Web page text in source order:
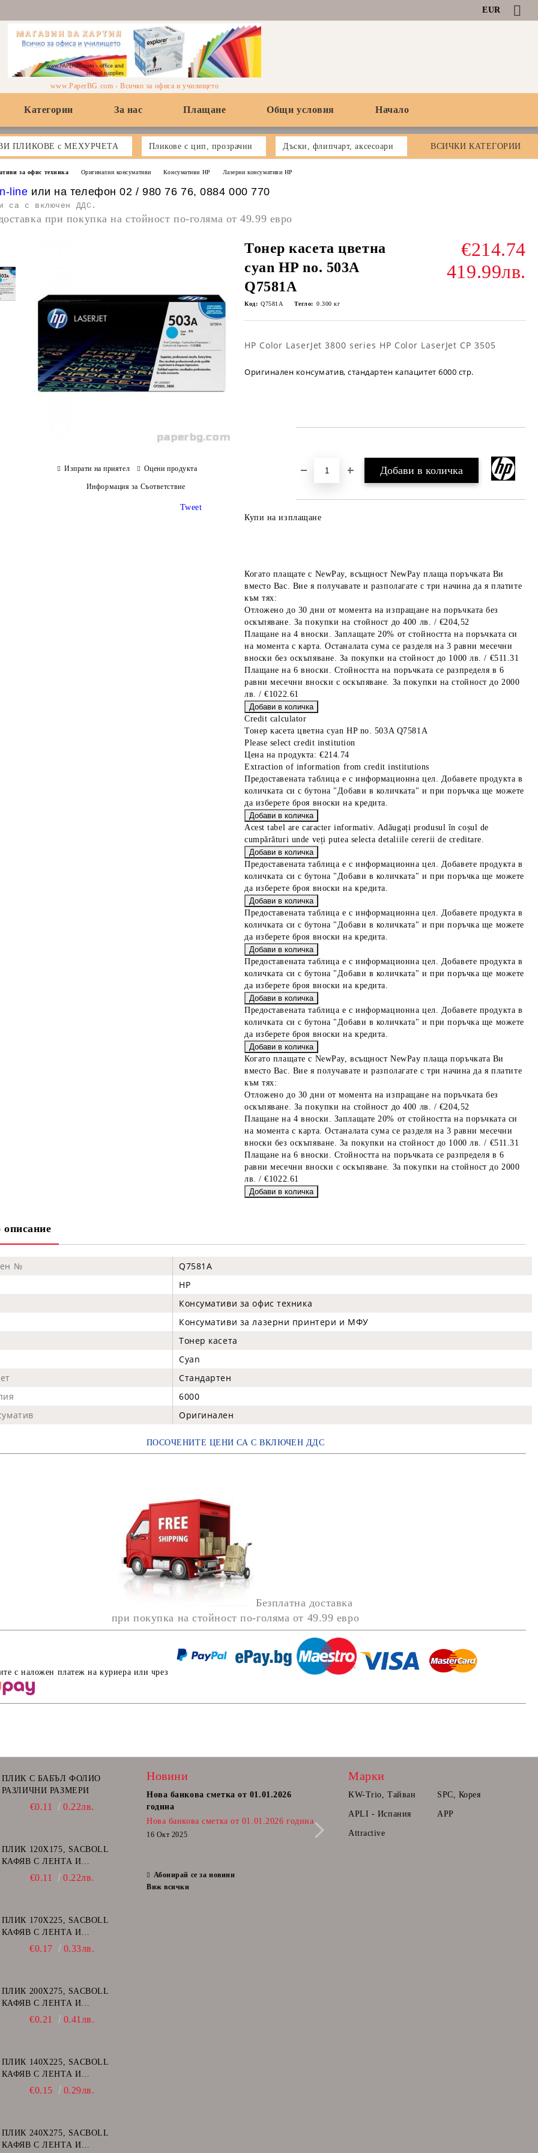
EUR
www.PaperBG.com - Всичко за офиса и училището
Категории За нас Плащане Общи условия Начало
ПЛИКОВЕ с МЕХУРЧЕТА Пликове с цип, прозрачни Дъски, флипчарт, аксесоари ВСИЧКИ КАТЕГОРИИ
за офис техника Оригинални консумативи Консумативи HP Лазерни консумативи HP
line или на телефон 02 / 980 76 76, 0884 000 770
са с включен ДДС.
при покупка на стойност по-голяма от 49.99 евро
Тонер касета цветна
cyan HP no. 503A
Q7581A
€214.74
419.99лв.
Код: Q7581A Тегло: 0.300 кг
HP Color LaserJet 3800 series HP Color LaserJet CP 3505
Оригинален консуматив, стандартен капацитет 6000 стр.
Купи на изплащане
Когато плащате с NewPay, всъщност NewPay плаща поръчката Ви
вместо Вас. Вие я получавате и разполагате с три начина да я платите
към тях:
Отложено до 30 дни от момента на изпращане на поръчката без
оскъпяване. За покупки на стойност до 400 лв. / €204,52
Плащане на 4 вноски. Заплащате 20% от стойността на поръчката си
на момента с карта. Останалата сума се разделя на 3 равни месечни
вноски без оскъпяване. За покупки на стойност до 1000 лв. / €511.31
Плащане на 6 вноски. Стойността на поръчката се разпределя в 6
равни месечни вноски с оскъпяване. За покупки на стойност до 2000
лв. / €1022.61
Credit calculator
Тонер касета цветна cyan HP no. 503A Q7581A
Please select credit institution
Цена на продукта: €214.74
Extraction of information from credit institutions
Предоставената таблица е с информационна цел. Добавете продукта в
количката си с бутона "Добави в количката" и при поръчка ще можете
да изберете броя вноски на кредита.
Acest tabel are caracter informativ. Adăugați produsul în coșul de
cumpărături unde veți putea selecta detaliile cererii de creditare.
Предоставената таблица е с информационна цел. Добавете продукта в
количката си с бутона "Добави в количката" и при поръчка ще можете
да изберете броя вноски на кредита.
Предоставената таблица е с информационна цел. Добавете продукта в
количката си с бутона "Добави в количката" и при поръчка ще можете
да изберете броя вноски на кредита.
Предоставената таблица е с информационна цел. Добавете продукта в
количката си с бутона "Добави в количката" и при поръчка ще можете
да изберете броя вноски на кредита.
Предоставената таблица е с информационна цел. Добавете продукта в
количката си с бутона "Добави в количката" и при поръчка ще можете
да изберете броя вноски на кредита.
Когато плащате с NewPay, всъщност NewPay плаща поръчката Ви
вместо Вас. Вие я получавате и разполагате с три начина да я платите
към тях:
Отложено до 30 дни от момента на изпращане на поръчката без
оскъпяване. За покупки на стойност до 400 лв. / €204,52
Плащане на 4 вноски. Заплащате 20% от стойността на поръчката си
на момента с карта. Останалата сума се разделя на 3 равни месечни
вноски без оскъпяване. За покупки на стойност до 1000 лв. / €511.31
Плащане на 6 вноски. Стойността на поръчката се разпределя в 6
равни месечни вноски с оскъпяване. За покупки на стойност до 2000
лв. / €1022.61
Изпрати на приятел Оцени продукта
Информация за Съответствие
Tweet
описание
№
Q7581A
HP
Консумативи за офис техника
Консумативи за лазерни принтери и МФУ
Тонер касета
Cyan
Стандартен
6000
Оригинален
ПОСОЧЕНИТЕ ЦЕНИ СА С ВКЛЮЧЕН ДДС
Безплатна доставка
при покупка на стойност по-голяма от 49.99 евро
с наложен платеж на куриера или чрез
ПЛИК С БАБЪЛ ФОЛИО
РАЗЛИЧНИ РАЗМЕРИ
€0.11 0.22лв.
ПЛИК 120Х175, SACBOLL
КАФЯВ С ЛЕНТА И
ВЪЗДУШНИ МЕХУРИ - А/11
€0.11 0.22лв.
ПЛИК 170Х225, SACBOLL
КАФЯВ С ЛЕНТА И
ВЪЗДУШНИ МЕХУРИ - C/13
€0.17 0.33лв.
ПЛИК 200Х275, SACBOLL
КАФЯВ С ЛЕНТА И
ВЪЗДУШНИ МЕХУРИ - D/14
€0.21 0.41лв.
ПЛИК 140Х225, SACBOLL
КАФЯВ С ЛЕНТА И
ВЪЗДУШНИ МЕХУРИ - В/12
€0.15 0.29лв.
ПЛИК 240Х275, SACBOLL
КАФЯВ С ЛЕНТА И
Новини
Нова банкова сметка от 01.01.2026
година
Нова банкова сметка от 01.01.2026 година
16 Окт 2025
Постоянна количка.
Радваме се да Ви съобщим, че вече може
които ще може да поръчате в бъдещ
Абонирай се за новини
Виж всички
Марки
KW-Trio, Тайван SPC, Корея
APLI - Испания APP
Attractive